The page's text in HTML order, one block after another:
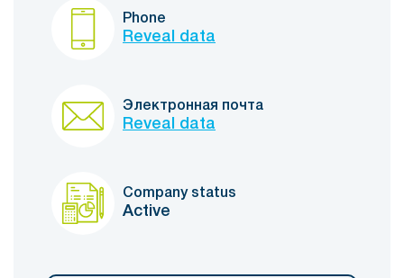
Phone
Reveal data
Электронная почта
Reveal data
Company status
Active